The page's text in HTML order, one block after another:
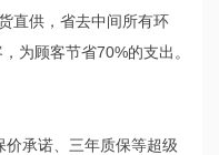
直供，省去中间所有环
为顾客节省70%的支出。
承诺、三年质保等超级